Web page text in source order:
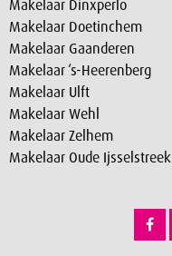
Makelaar Dinxperlo
Makelaar Doetinchem
Makelaar Gaanderen
Makelaar ‘s-Heerenberg
Makelaar Ulft
Makelaar Wehl
Makelaar Zelhem
Makelaar Oude Ijsselstreek